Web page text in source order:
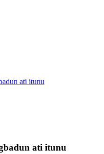
ati itunu
ati itunu